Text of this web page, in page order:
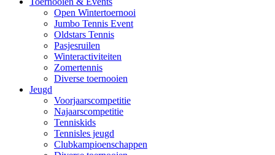
Open Wintertoernooi
Jumbo Tennis Event
Oldstars Tennis
Pasjesruilen
Winteractiviteiten
Zomertennis
Diverse toernooien
Jeugd
Voorjaarscompetitie
Najaarscompetitie
Tenniskids
Tennisles jeugd
Clubkampioenschappen